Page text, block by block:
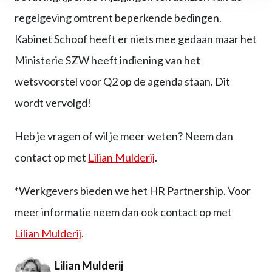
regelgeving omtrent beperkende bedingen.
Kabinet Schoof heeft er niets mee gedaan maar het
Ministerie SZW heeft indiening van het
wetsvoorstel voor Q2 op de agenda staan. Dit
wordt vervolgd!
Heb je vragen of wil je meer weten? Neem dan
contact op met Lilian Mulderij.
*Werkgevers bieden we het HR Partnership. Voor
meer informatie neem dan ook contact op met
Lilian Mulderij.
Lilian Mulderij